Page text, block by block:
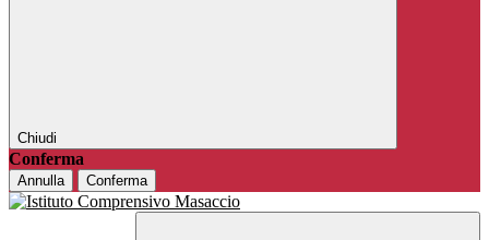
Chiudi
Conferma
Annulla Conferma